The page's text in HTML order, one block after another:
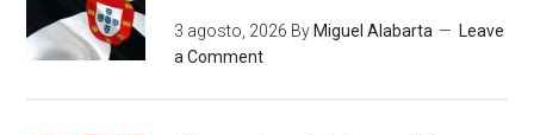
3 agosto, 2026 By Miguel Alabarta
Leave
a Comment